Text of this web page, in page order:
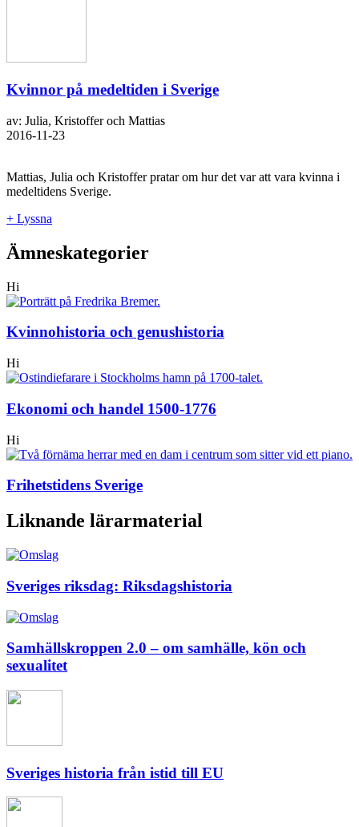
Kvinnor på medeltiden i Sverige
av: Julia, Kristoffer och Mattias
2016-11-23
Mattias, Julia och Kristoffer pratar om hur det var att vara kvinna i
medeltidens Sverige.
+ Lyssna
Ämneskategorier
Hi
Kvinnohistoria och genushistoria
Hi
Ekonomi och handel 1500-1776
Hi
Frihetstidens Sverige
Liknande lärarmaterial
Sveriges riksdag: Riksdagshistoria
Samhällskroppen 2.0 – om samhälle, kön och
sexualitet
Sveriges historia från istid till EU